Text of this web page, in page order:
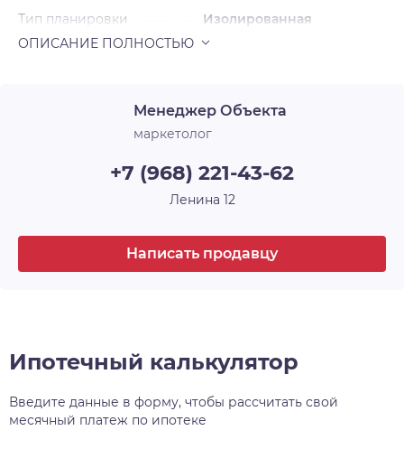
Тип планировки Изолированная
Двор
Открытая
2 кв. 2024
Менеджер Объекта
маркетолог
+7 (968) 221-43-62
Ленина 12
Написать продавцу
Ипотечный калькулятор
Введите данные в форму, чтобы рассчитать свой
месячный платеж по ипотеке